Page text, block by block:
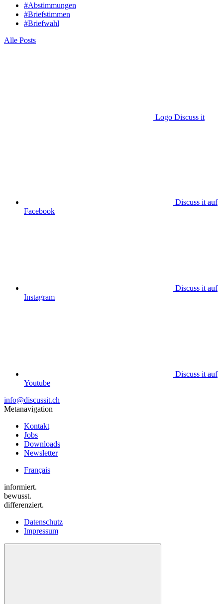
#Abstimmungen
#Briefstimmen
#Briefwahl
Alle Posts
Logo Discuss it
Discuss it auf
Facebook
Discuss it auf
Instagram
Discuss it auf
Youtube
info@discussit.ch
Metanavigation
Kontakt
Jobs
Downloads
Newsletter
Français
informiert.
bewusst.
differenziert.
Datenschutz
Impressum